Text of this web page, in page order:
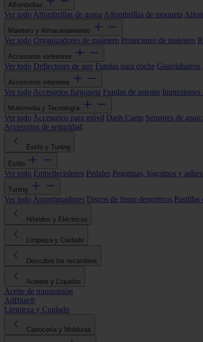
Alfombrillas
Ver todo Alfombrillas de goma Alfombrillas de moqueta
Maletero y Almacenamiento
Ver todo Organizadores de maletero Protectores de maletero
Accesorios exteriores
Ver todo Deflectores de aire Fundas para coche Guardabarros
Accesorios interiores
Ver todo Accesorios furgoneta Fundas de asiento Impresiones
Multimedia y Tecnología
Ver todo Accesorios para móvil Dash Cams Sensores de
Accesorios de seguridad
Estilo y Tuning
Estilo
Ver todo Embellecedores Pedales Pegatinas, logotipos y
Tuning
Ver todo Amortiguadores Discos de freno deportivos Pastillas
Híbridos y Eléctricos
Limpieza y Cuidado
Descubre los recambios
Aceites y Líquidos
Aceite de transmisión
AdBlue®
Limpieza y Cuidado
Carrocería y Molduras